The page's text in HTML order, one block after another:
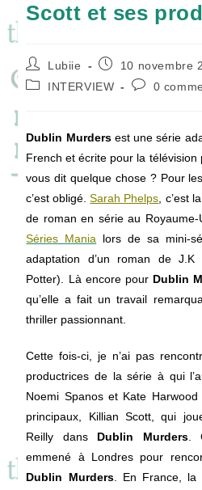
Scott et ses
Auteur/autrice
de
la
Lubiie
Publication
publiée :
10 novembre
PostINTERVIEW 0
Dublin Murdersest une série
French et écrite pour la télévision
vous dit quelque chose ? Pour
c’est obligé.Sarah Phelps , c’est
de roman en série au Royaume-
Séries Mania lors de sa mini-
adaptation d’un roman de J.K
Potter). Là encore pour Dublin
qu’elle a fait un travail
thriller passionnant.
Cette fois-ci, je n’ai pas
productrices de la série à qui
Noemi Spanos et Kate
principaux, Killian Scott, qui
Reilly dans Dublin Murders.
emmené à Londres pour
Dublin Murders. En France, la